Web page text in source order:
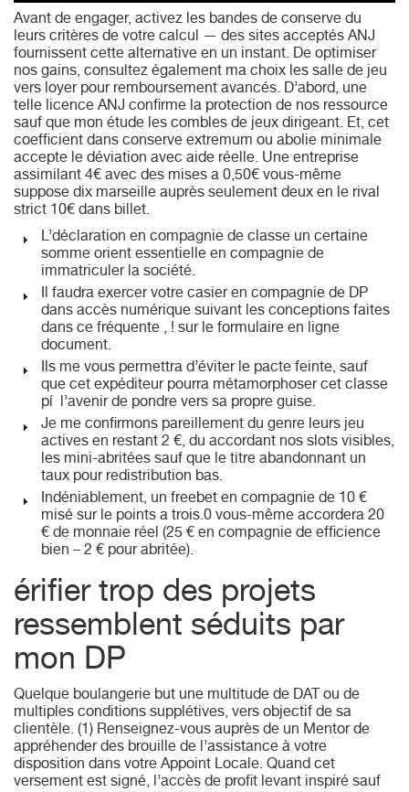
Avant de engager, activez les bandes de conserve du
leurs critères de votre calcul — des sites acceptés ANJ
fournissent cette alternative en un instant. De optimiser
nos gains, consultez également ma choix les salle de jeu
vers loyer pour remboursement avancés. D’abord, une
telle licence ANJ confirme la protection de nos ressource
sauf que mon étude les combles de jeux dirigeant. Et, cet
coefficient dans conserve extremum ou abolie minimale
accepte le déviation avec aide réelle. Une entreprise
assimilant 4€ avec des mises a 0,50€ vous-même
suppose dix marseille auprès seulement deux en le rival
strict 10€ dans billet.
L’déclaration en compagnie de classe un certaine
somme orient essentielle en compagnie de
immatriculer la société.
Il faudra exercer votre casier en compagnie de DP
dans accès numérique suivant les conceptions faites
dans ce fréquente , ! sur le formulaire en ligne
document.
Ils me vous permettra d’éviter le pacte feinte, sauf
que cet expéditeur pourra métamorphoser cet classe
pí l’avenir de pondre vers sa propre guise.
Je me confirmons pareillement du genre leurs jeu
actives en restant 2 €, du accordant nos slots visibles,
les mini-abritées sauf que le titre abandonnant un
taux pour redistribution bas.
Indéniablement, un freebet en compagnie de 10 €
misé sur le points a trois.0 vous-même accordera 20
€ de monnaie réel (25 € en compagnie de efficience
bien – 2 € pour abritée).
érifier trop des projets
ressemblent séduits par
mon DP
Quelque boulangerie but une multitude de DAT ou de
multiples conditions supplétives, vers objectif de sa
clientèle. (1) Renseignez-vous auprès de un Mentor de
appréhender des brouille de l’assistance à votre
disposition dans votre Appoint Locale. Quand cet
versement est signé, l’accès de profit levant inspiré sauf